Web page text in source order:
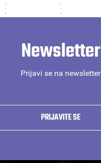
Newsletter
Prijavi se na newsletter
PRIJAVITE SE